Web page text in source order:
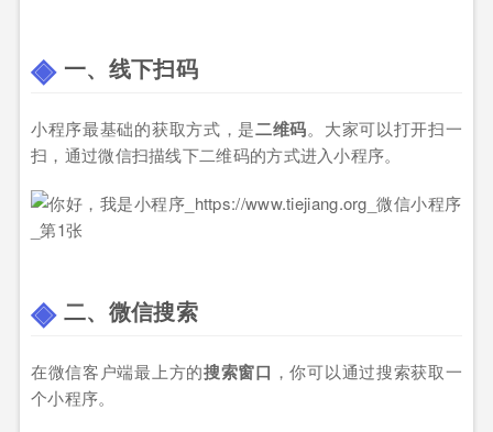
一、线下扫码
小程序最基础的获取方式，是二维码。大家可以打开扫一
扫，通过微信扫描线下二维码的方式进入小程序。
二、 微信搜索
在微信客户端最上方的搜索窗口 ，你可以通过搜索获取一
个小程序。